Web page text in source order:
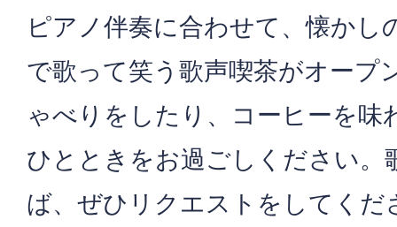
ピアノ伴奏に合わせて、懐かし
で歌って笑う歌声喫茶がオープ
ゃべりをしたり、コーヒーを味
ひとときをお過ごしください。
ば、ぜひリクエストをしてくだ